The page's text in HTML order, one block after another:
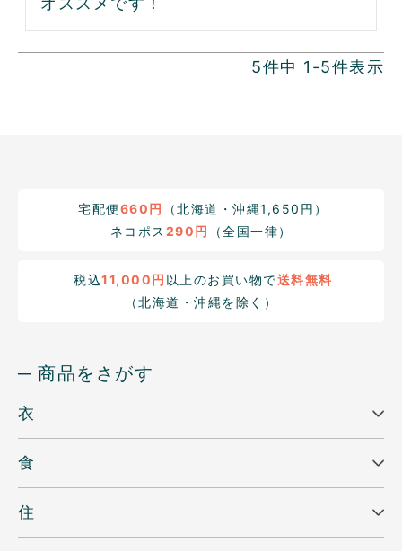
5件中 1 -5件表示
宅配便660円
（北海道・沖縄1,650円）
ネコポス 290円 （全国一律）
税込11,000円 以上のお買い物で送料無料
（北海道・沖縄を除く）
─ 商品をさがす
衣
食
住